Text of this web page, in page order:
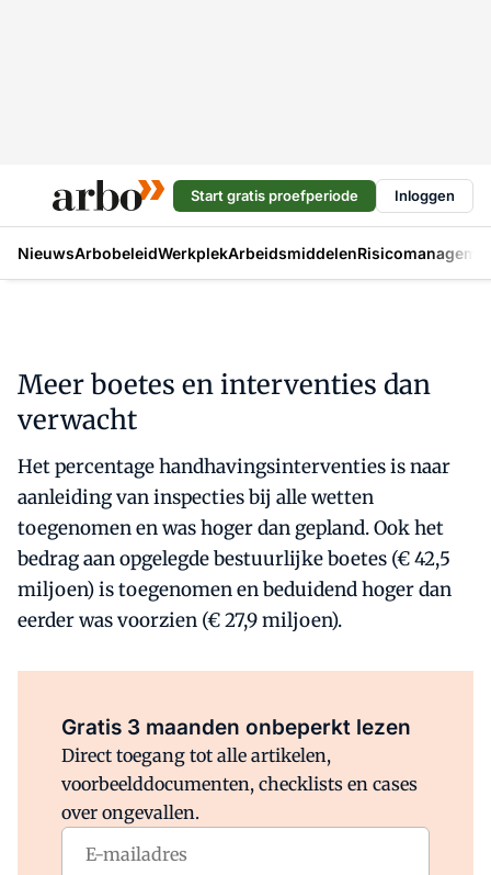
Start gratis proefperiode Inloggen
NieuwsArbobeleidWerkplekArbeidsmiddelen
Meer boetes en interventies dan
verwacht
Het percentage handhavingsinterventies is naar
aanleiding van inspecties bij alle wetten
toegenomen en was hoger dan gepland. Ook het
bedrag aan opgelegde bestuurlijke boetes (€ 42,5
miljoen) is toegenomen en beduidend hoger dan
eerder was voorzien (€ 27,9 miljoen).
Gratis 3 maanden onbeperkt lezen
Direct toegang tot alle artikelen,
voorbeelddocumenten, checklists en cases
over ongevallen.